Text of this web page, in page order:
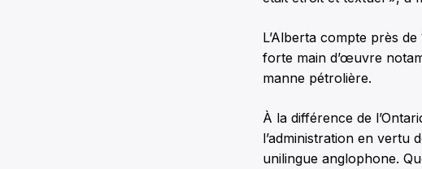
L’Alberta compte près
forte main d’œuvre
manne pétrolière.
À la différence de
l’administration en vertu
unilingue anglophone.